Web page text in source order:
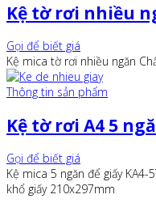
Kệ tờ rơi nhiều
Gọi để biết giá
Kệ mica tờ rơi nhiều ngăn
Thông tin sản phẩm
Kệ tờ rơi A4 5
Gọi để biết giá
Kệ mica 5 ngăn để giấy
khổ giấy 210x297mm